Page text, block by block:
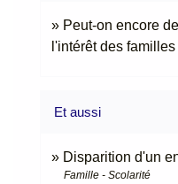
Peut-on encore
l'intérêt des
Et aussi
Disparition d'un
Famille - Scolarité